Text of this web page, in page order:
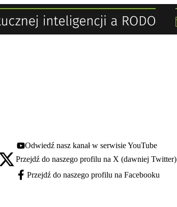
Youtube - otwiera się w nowej karcie
Odwiedź nasz kanał w serwisie YouTube
X - otwiera się w nowej karcie
Przejdź do naszego profilu na X (dawniej Twitter)
Facebook - otwiera się w nowej karcie
Przejdź do naszego profilu na Facebooku